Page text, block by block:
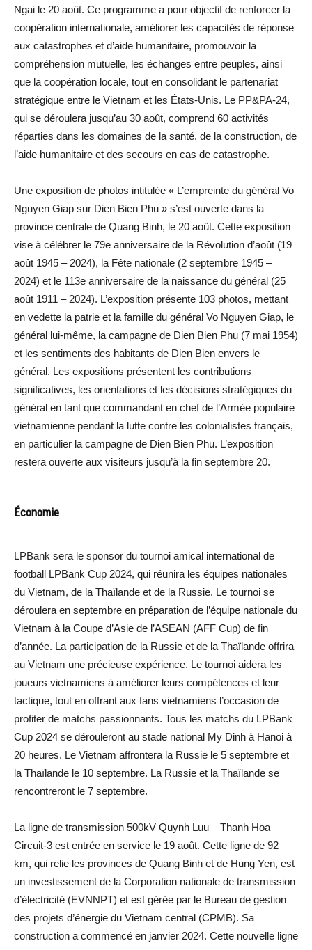
Ngai le 20 août. Ce programme a pour objectif de renforcer la
coopération internationale, améliorer les capacités de réponse
aux catastrophes et d’aide humanitaire, promouvoir la
compréhension mutuelle, les échanges entre peuples, ainsi
que la coopération locale, tout en consolidant le partenariat
stratégique entre le Vietnam et les États-Unis. Le PP&PA-24,
qui se déroulera jusqu’au 30 août, comprend 60 activités
réparties dans les domaines de la santé, de la construction, de
l’aide humanitaire et des secours en cas de catastrophe.
Une exposition de photos intitulée « L’empreinte du général Vo
Nguyen Giap sur Dien Bien Phu » s’est ouverte dans la
province centrale de Quang Binh, le 20 août. Cette exposition
vise à célébrer le 79e anniversaire de la Révolution d’août (19
août 1945 – 2024), la Fête nationale (2 septembre 1945 –
2024) et le 113e anniversaire de la naissance du général (25
août 1911 – 2024). L’exposition présente 103 photos, mettant
en vedette la patrie et la famille du général Vo Nguyen Giap, le
général lui-même, la campagne de Dien Bien Phu (7 mai 1954)
et les sentiments des habitants de Dien Bien envers le
général. Les expositions présentent les contributions
significatives, les orientations et les décisions stratégiques du
général en tant que commandant en chef de l’Armée populaire
vietnamienne pendant la lutte contre les colonialistes français,
en particulier la campagne de Dien Bien Phu. L’exposition
restera ouverte aux visiteurs jusqu’à la fin septembre 20.
Économie
LPBank sera le sponsor du tournoi amical international de
football LPBank Cup 2024, qui réunira les équipes nationales
du Vietnam, de la Thaïlande et de la Russie. Le tournoi se
déroulera en septembre en préparation de l’équipe nationale du
Vietnam à la Coupe d’Asie de l’ASEAN (AFF Cup) de fin
d’année. La participation de la Russie et de la Thaïlande offrira
au Vietnam une précieuse expérience. Le tournoi aidera les
joueurs vietnamiens à améliorer leurs compétences et leur
tactique, tout en offrant aux fans vietnamiens l’occasion de
profiter de matchs passionnants. Tous les matchs du LPBank
Cup 2024 se dérouleront au stade national My Dinh à Hanoi à
20 heures. Le Vietnam affrontera la Russie le 5 septembre et
la Thaïlande le 10 septembre. La Russie et la Thaïlande se
rencontreront le 7 septembre.
La ligne de transmission 500kV Quynh Luu – Thanh Hoa
Circuit-3 est entrée en service le 19 août. Cette ligne de 92
km, qui relie les provinces de Quang Binh et de Hung Yen, est
un investissement de la Corporation nationale de transmission
d’électricité (EVNNPT) et est gérée par le Bureau de gestion
des projets d’énergie du Vietnam central (CPMB). Sa
construction a commencé en janvier 2024. Cette nouvelle ligne